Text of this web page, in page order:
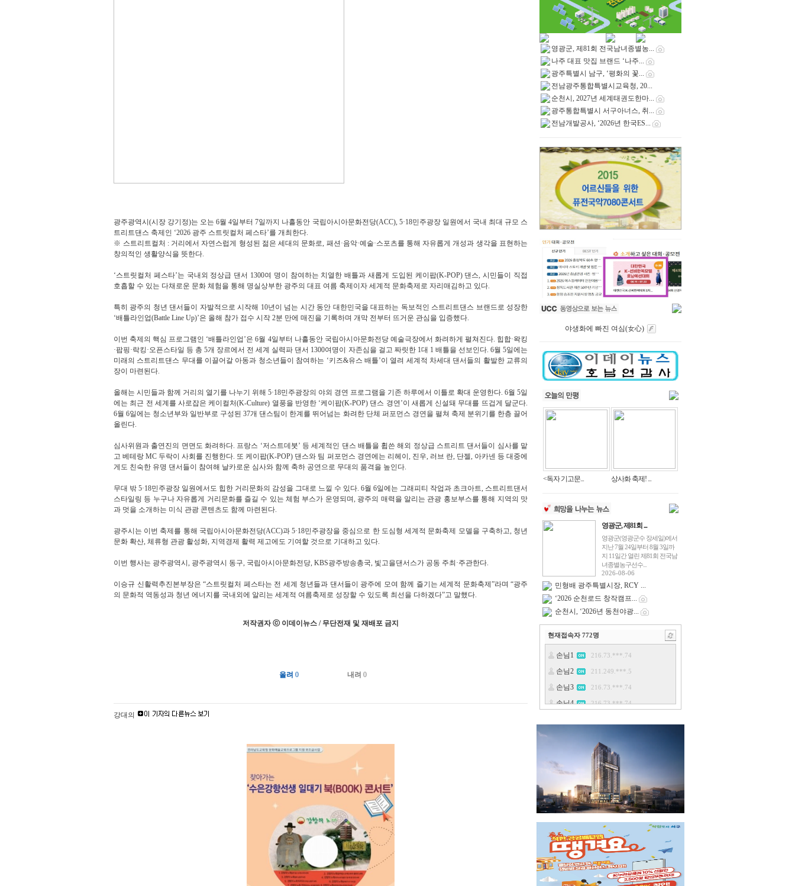
광주광역시(시장 강기정)는 오는 6월 4일부터 7일까지 나흘동안 국립아시아문화전당(ACC), 5·18민주광장 일원에서 국내 최대 규모 스
트리트댄스 축제인 ‘2026 광주 스트릿컬처 페스타’를 개최한다.
※ 스트리트컬처 : 거리에서 자연스럽게 형성된 젊은 세대의 문화로, 패션·음악·예술·스포츠를 통해 자유롭게 개성과 생각을 표현하는
창의적인 생활양식을 뜻한다.
‘스트릿컬처 페스타’는 국내외 정상급 댄서 1300여 명이 참여하는 치열한 배틀과 새롭게 도입된 케이팝(K-POP) 댄스, 시민들이 직접
호흡할 수 있는 다채로운 문화 체험을 통해 명실상부한 광주의 대표 여름 축제이자 세계적 문화축제로 자리매김하고 있다.
특히 광주의 청년 댄서들이 자발적으로 시작해 10년이 넘는 시간 동안 대한민국을 대표하는 독보적인 스트리트댄스 브랜드로 성장한
‘배틀라인업(Battle Line Up)’은 올해 참가 접수 시작 2분 만에 매진을 기록하며 개막 전부터 뜨거운 관심을 입증했다.
이번 축제의 핵심 프로그램인 ‘배틀라인업’은 6월 4일부터 나흘동안 국립아시아문화전당 예술극장에서 화려하게 펼쳐진다. 힙합·왁킹
·팝핑·락킹·오픈스타일 등 총 5개 장르에서 전 세계 실력파 댄서 1300여명이 자존심을 걸고 짜릿한 1대 1 배틀을 선보인다. 6월 5일에는
미래의 스트리트댄스 무대를 이끌어갈 아동과 청소년들이 참여하는 ‘키즈&유스 배틀’이 열려 세계적 차세대 댄서들의 활발한 교류의
장이 마련된다.
올해는 시민들과 함께 거리의 열기를 나누기 위해 5·18민주광장의 야외 경연 프로그램을 기존 하루에서 이틀로 확대 운영한다. 6월 5일
에는 최근 전 세계를 사로잡은 케이컬처(K-Culture) 열풍을 반영한 ‘케이팝(K-POP) 댄스 경연’이 새롭게 신설돼 무대를 뜨겁게 달군다.
6월 6일에는 청소년부와 일반부로 구성된 37개 댄스팀이 한계를 뛰어넘는 화려한 단체 퍼포먼스 경연을 펼쳐 축제 분위기를 한층 끌어
올린다.
심사위원과 출연진의 면면도 화려하다. 프랑스 ‘저스트데붓’ 등 세계적인 댄스 배틀을 휩쓴 해외 정상급 스트리트 댄서들이 심사를 맡
고 베테랑 MC 두락이 사회를 진행한다. 또 케이팝(K-POP) 댄스와 팀 퍼포먼스 경연에는 리헤이, 진우, 러브 란, 단젤, 아카넨 등 대중에
게도 친숙한 유명 댄서들이 참여해 날카로운 심사와 함께 축하 공연으로 무대의 품격을 높인다.
무대 밖 5·18민주광장 일원에서도 힙한 거리문화의 감성을 그대로 느낄 수 있다. 6월 6일에는 그래피티 작업과 초크아트, 스트리트댄서
스타일링 등 누구나 자유롭게 거리문화를 즐길 수 있는 체험 부스가 운영되며, 광주의 매력을 알리는 관광 홍보부스를 통해 지역의 맛
과 멋을 소개하는 미식 관광 콘텐츠도 함께 마련된다.
광주시는 이번 축제를 통해 국립아시아문화전당(ACC)과 5·18민주광장을 중심으로 한 도심형 세계적 문화축제 모델을 구축하고, 청년
문화 확산, 체류형 관광 활성화, 지역경제 활력 제고에도 기여할 것으로 기대하고 있다.
이번 행사는 광주광역시, 광주광역시 동구, 국립아시아문화전당, KBS광주방송총국, 빛고을댄서스가 공동 주최·주관한다.
이승규 신활력추진본부장은 “스트릿컬처 페스타는 전 세계 청년들과 댄서들이 광주에 모여 함께 즐기는 세계적 문화축제”라며 “광주
의 문화적 역동성과 청년 에너지를 국내외에 알리는 세계적 여름축제로 성장할 수 있도록 최선을 다하겠다”고 말했다.
저작권자 ⓒ 이데이뉴스 / 무단전재 및 재배포 금지
올려 0 내려 0
강대의
영광군, 제81회 전국남녀종별농...
나주 대표 맛집 브랜드 ‘나주...
광주특별시 남구, ‘평화의 꽃...
전남광주통합특별시교육청, 20...
순천시, 2027년 세계태권도한마...
광주통합특별시 서구아너스, 취...
전남개발공사, ‘2026년 한국ES...
야생화에 빠진 여심(女心)
<독자 기고문... 상사화 축제! ...
영광군, 제81회 ...
영광군(영광군수 장세일)에서
지난 7월 24일부터 8월 3일까
지 11일간 열린 제81회 전국남
녀종별농구선수...
2026-08-06
민형배 광주특별시장, RCY ...
‘2026 순천로드 창작캠프...
순천시, ‘2026년 동천야광...
현재접속자 772명